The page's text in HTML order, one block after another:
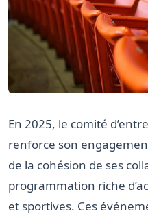
En 2025, le comité
renforce son
de la cohésion de ses
programmation riche
et sportives. Ces